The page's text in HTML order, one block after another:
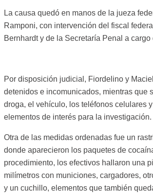
La causa quedó en manos de la jueza
Ramponi, con intervención del fiscal federal
Bernhardty de la Secretaría Penal a cargo
Por disposición judicial, Fiordelino y
detenidos e incomunicados, mientras que
droga, el vehículo, los teléfonos celulares
elementos de interés para la investigación.
Otra de las medidas ordenadas fue un
donde aparecieron los paquetes de
procedimiento, los efectivos hallaron una
milímetros con municiones, cargadores,
y un cuchillo, elementos que también